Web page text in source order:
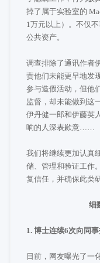
掉了属于实验室的
1万元以上）。不仅
公共资产。
调查排除了通讯作者
责他们未能更早地发
参与造假活动，但他
监督，却未能做到这
伊丹健一郎和伊藤英
响的人深表歉意……
我们将继续更加认真
储、管理和验证工作
复信任，并确保此类
细
1. 博士连续6次向同
日前，网友曝光了一